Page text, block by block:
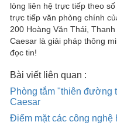
lòng liên hệ trực tiếp theo
trực tiếp văn phòng chính
200 Hoàng Văn Thái,
Caesar là giải pháp thông
đọc tin!
Bài viết liên quan :
Phòng tắm "thiên đường
Caesar
Điểm mặt các công nghệ